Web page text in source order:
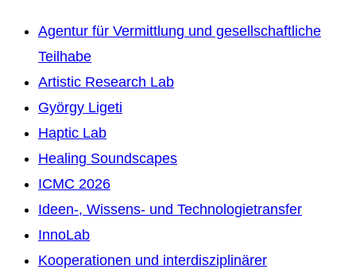
Agentur für Vermittlung und gesellschaftliche
Teilhabe
Artistic Research Lab
György Ligeti
Haptic Lab
Healing Soundscapes
ICMC 2026
Ideen-, Wissens- und Technologietransfer
InnoLab
Kooperationen und interdisziplinärer